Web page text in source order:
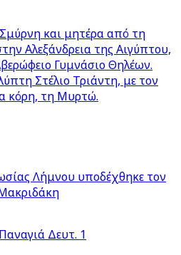
και μητέρα από τη
Αλεξάνδρεια της Αιγύπτου,
Γυμνάσιο Θηλέων.
Στέλιο Τριάντη, με τον
κόρη, τη Μυρτώ.
Λήμνου υποδέχθηκε τον
Δευτ. 1